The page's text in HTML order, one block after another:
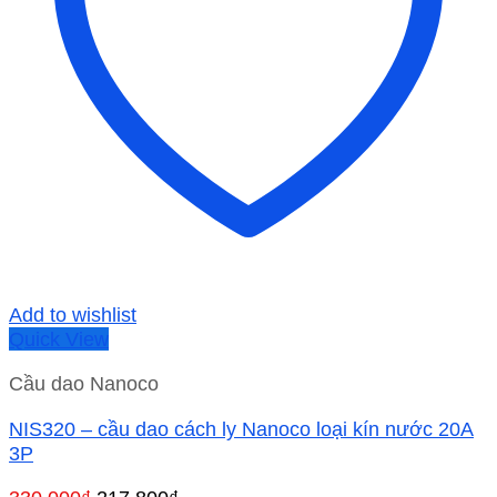
Add to wishlist
Quick View
Cầu dao Nanoco
NIS320 – cầu dao cách ly Nanoco loại kín nước 20A
3P